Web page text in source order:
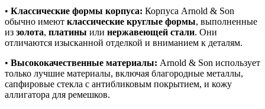
• Классические формы корпуса: Корпуса Arnold & Son
обычно имеют классические круглые формы, выполненные
из золота, платины или нержавеющей стали. Они
отличаются изысканной отделкой и вниманием к деталям.
• Высококачественные материалы: Arnold & Son использует
только лучшие материалы, включая благородные металлы,
сапфировые стекла с антибликовым покрытием, и кожу
аллигатора для ремешков.